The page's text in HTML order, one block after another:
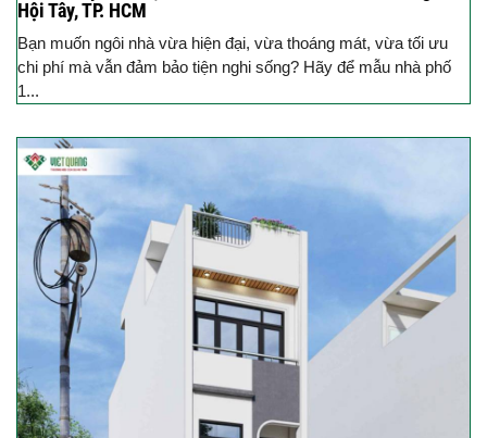
Hội Tây, TP. HCM
Bạn muốn ngôi nhà vừa hiện đại, vừa thoáng mát, vừa tối ưu
chi phí mà vẫn đảm bảo tiện nghi sống? Hãy để mẫu nhà phố
1...